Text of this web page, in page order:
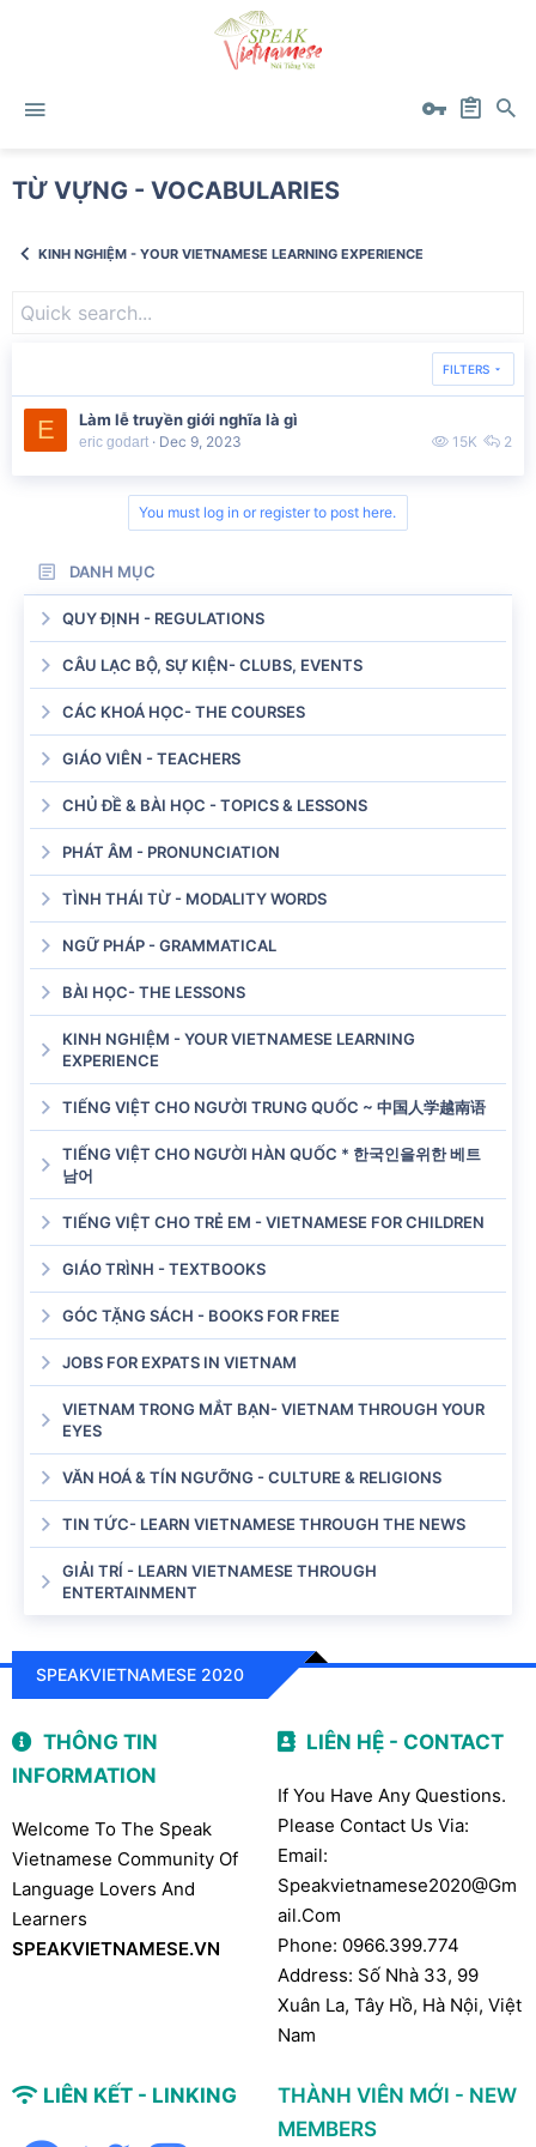
TỪ VỰNG - VOCABULARIES
KINH NGHIỆM - YOUR VIETNAMESE LEARNING EXPERIENCE
FILTERS
E Làm lễ truyền giới nghĩa là gì
eric godart Dec 9, 2023 15K 2
You must log in or register to post here.
DANH MỤC
QUY ĐỊNH - REGULATIONS
CÂU LẠC BỘ, SỰ KIỆN- CLUBS, EVENTS
CÁC KHOÁ HỌC- THE COURSES
GIÁO VIÊN - TEACHERS
CHỦ ĐỀ & BÀI HỌC - TOPICS & LESSONS
PHÁT ÂM - PRONUNCIATION
TÌNH THÁI TỪ - MODALITY WORDS
NGỮ PHÁP - GRAMMATICAL
BÀI HỌC- THE LESSONS
KINH NGHIỆM - YOUR VIETNAMESE LEARNING
EXPERIENCE
TIẾNG VIỆT CHO NGƯỜI TRUNG QUỐC ~ 中国人学越南语
TIẾNG VIỆT CHO NGƯỜI HÀN QUỐC * 한국인을위한 베트
남어
TIẾNG VIỆT CHO TRẺ EM - VIETNAMESE FOR CHILDREN
GIÁO TRÌNH - TEXTBOOKS
GÓC TẶNG SÁCH - BOOKS FOR FREE
JOBS FOR EXPATS IN VIETNAM
VIETNAM TRONG MẮT BẠN- VIETNAM THROUGH YOUR
EYES
VĂN HOÁ & TÍN NGƯỠNG - CULTURE & RELIGIONS
TIN TỨC- LEARN VIETNAMESE THROUGH THE NEWS
GIẢI TRÍ - LEARN VIETNAMESE THROUGH
ENTERTAINMENT
SPEAKVIETNAMESE 2020
THÔNG TIN
INFORMATION
Welcome To The Speak
Vietnamese Community Of
Language Lovers And
Learners
SPEAKVIETNAMESE.VN
LIÊN HỆ - CONTACT
If You Have Any Questions.
Please Contact Us Via:
Email:
Speakvietnamese2020@gm
Ail.com
Phone: 0966.399.774
Address: Số Nhà 33, 99
Xuân La, Tây Hồ, Hà Nội, Việt
Nam
LIÊN KẾT - LINKING
THÀNH VIÊN MỚI - NEW
MEMBERS